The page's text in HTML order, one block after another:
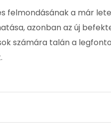
felmondásának a már
azonban az új
számára talán a